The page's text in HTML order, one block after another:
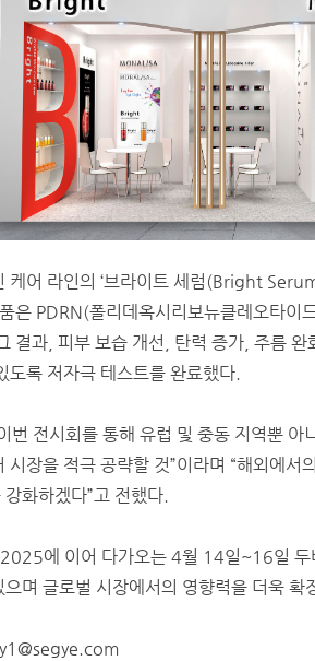
케어 라인의 ‘브라이트 세럼(Bright
은 PDRN(폴리데옥시리보뉴클레오타이
결과, 피부 보습 개선, 탄력 증가, 주름 완
도록 저자극 테스트를 완료했다.
번 전시회를 통해 유럽 및 중동 지역뿐 아
시장을 적극 공략할 것”이라며 “해외에서
화하겠다”고 전했다.
에 이어 다가오는 4월 14일~16일
며 글로벌 시장에서의 영향력을 더욱 확